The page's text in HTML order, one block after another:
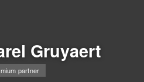
Gruyaert
partner